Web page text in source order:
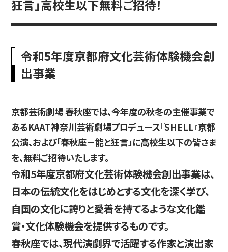
高校生・受験生の方
卒業生の方 企業の方
教育・社会連携
学生生活・就職
入試情報
狂言」高校生以下無料ご招待！
令和5年度京都府文化芸術体験機会創
出事業
京都芸術劇場 春秋座では、今年度の秋冬の主催事業で
あるKAAT神奈川芸術劇場プロデュース『SHELL』京都
公演、および「春秋座－能と狂言」に高校生以下の皆さま
を、無料ご招待いたします。
令和5年度京都府文化芸術体験機会創出事業は、
日本の伝統文化をはじめとする文化を深く学び、
自国の文化に誇りと愛着を持てるような文化鑑
賞・文化体験機会を提供するものです。
春秋座では、現代演劇界で活躍する作家と演出家